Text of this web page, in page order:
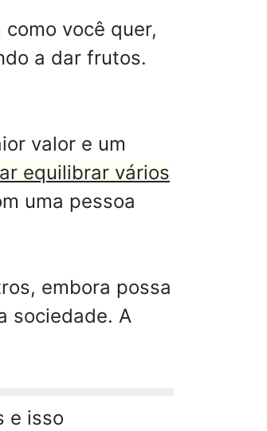
você quer,
a dar frutos.
valor e um
equilibrar vários
uma pessoa
embora possa
sociedade. A
e isso